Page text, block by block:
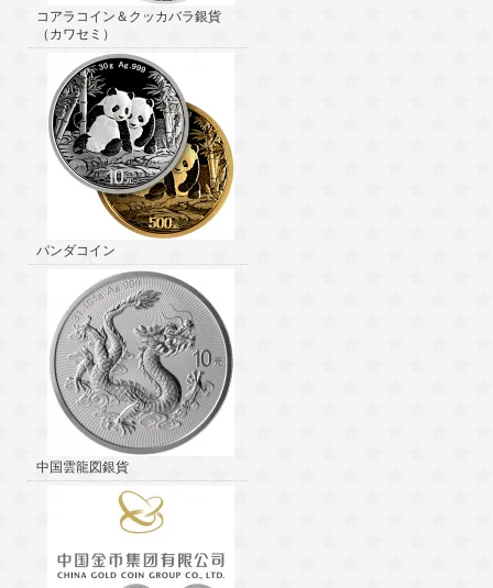
コアラコイン＆クッカバラ銀貨
（カワセミ）
パンダコイン
中国雲龍図銀貨